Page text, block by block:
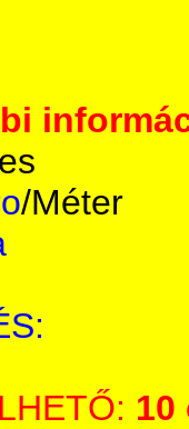
/Méter
10